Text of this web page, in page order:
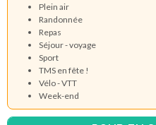
Plein air
Randonnée
Repas
Séjour - voyage
Sport
TMS en fête !
Vélo - VTT
Week-end